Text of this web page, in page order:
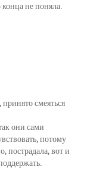
не поняла.
смеяться
они сами
потому
пострадала, вот и